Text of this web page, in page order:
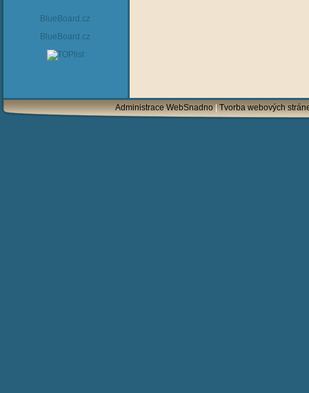
BlueBoard.cz
BlueBoard.cz
Administrace WebSnadno|Tvorba webových